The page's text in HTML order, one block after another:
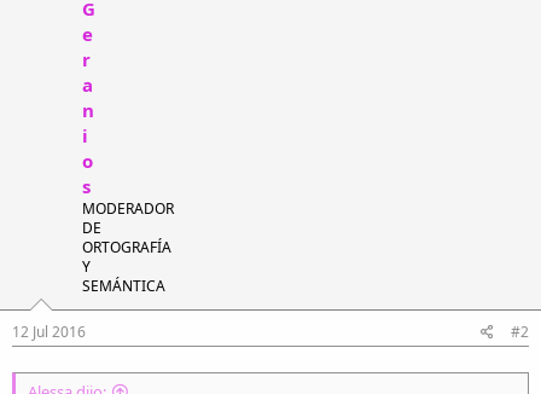
G
e
r
a
n
i
o
s
MODERADOR
DE
ORTOGRAFÍA
Y
SEMÁNTICA
12 Jul 2016 #2